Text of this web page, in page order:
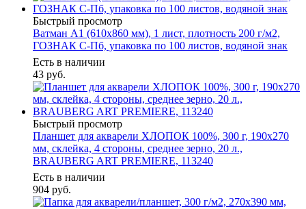
Быстрый просмотр
Ватман А1 (610х860 мм), 1 лист, плотность 200 г/м2,
ГОЗНАК С-Пб, упаковка по 100 листов, водяной знак
Есть в наличии
43 руб.
Быстрый просмотр
Планшет для акварели ХЛОПОК 100%, 300 г, 190х270
мм, склейка, 4 стороны, среднее зерно, 20 л.,
BRAUBERG ART PREMIERE, 113240
Есть в наличии
904 руб.